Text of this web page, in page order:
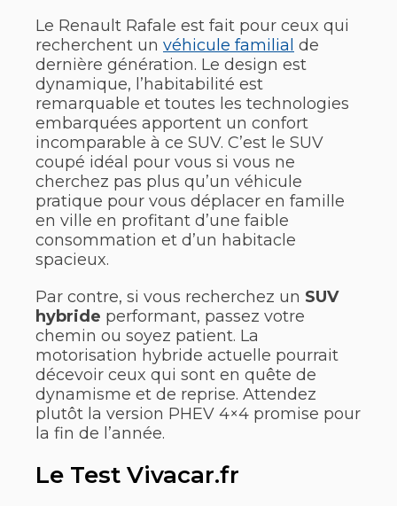
Le Renault Rafale est fait pour ceux qui
recherchent un véhicule familial de
dernière génération. Le design est
dynamique, l’habitabilité est
remarquable et toutes les technologies
embarquées apportent un confort
incomparable à ce SUV. C’est le SUV
coupé idéal pour vous si vous ne
cherchez pas plus qu’un véhicule
pratique pour vous déplacer en famille
en ville en profitant d’une faible
consommation et d’un habitacle
spacieux.
Par contre, si vous recherchez un SUV
hybride performant, passez votre
chemin ou soyez patient. La
motorisation hybride actuelle pourrait
décevoir ceux qui sont en quête de
dynamisme et de reprise. Attendez
plutôt la version PHEV 4×4 promise pour
la fin de l’année.
Le Test Vivacar.fr